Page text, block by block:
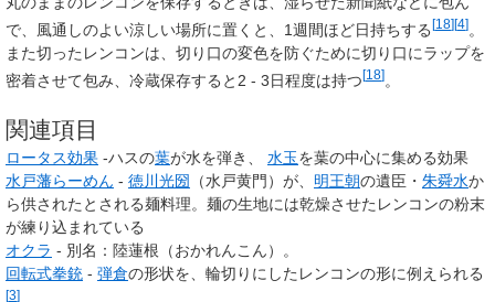
で、風通しのよい涼しい場所に置くと、1週間ほど日持ちする [18][4] 。
また切ったレンコンは、切り口の変色を防ぐために切り口にラップを
密着させて包み、冷蔵保存すると2 - 3日程度は持つ[18]。
関連項目
ロータス効果 -ハスの葉が水を弾き、 水玉を葉の中心に集める効果
水戸藩らーめん - 徳川光圀 （水戸黄門）が、 明王朝の遺臣・ 朱舜水か
ら供されたとされる麺料理。麺の生地には乾燥させたレンコンの粉末
が練り込まれている
オクラ - 別名：陸蓮根（おかれんこん）。
回転式拳銃 - 弾倉の形状を、輪切りにしたレンコンの形に例えられる
[3]